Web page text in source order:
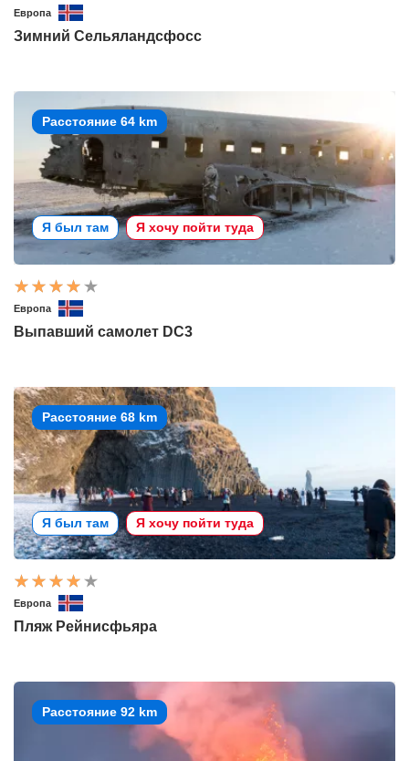
Европа
Зимний Сельяландсфосс
Расстояние 64 km
Я был там Я хочу пойти туда
Европа
Выпавший самолет DC3
Расстояние 68 km
Я был там Я хочу пойти туда
Европа
Пляж Рейнисфьяра
Расстояние 92 km